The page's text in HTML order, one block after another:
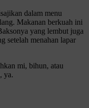
dalam menu
Makanan berkuah ini
yang lembut juga
setelah menahan lapar
mi, bihun, atau
ya.